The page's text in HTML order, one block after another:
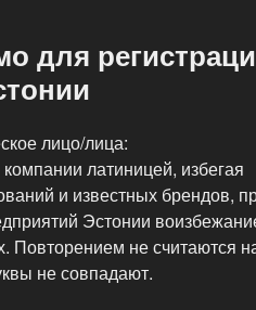
для
лицо/лица:
латиницей, избегая
и известных брендов,
Эстонии
Повторением не считаются
не совпадают.